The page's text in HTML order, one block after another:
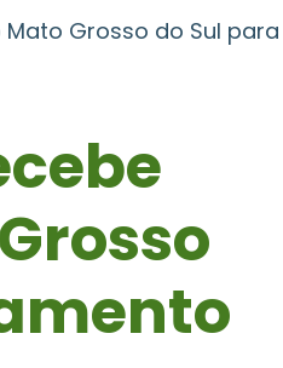
Grosso do Sul para